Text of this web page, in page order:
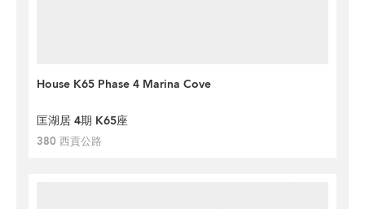
House K65 Phase 4 Marina Cove
匡湖居 4期 K65座
380 西貢公路